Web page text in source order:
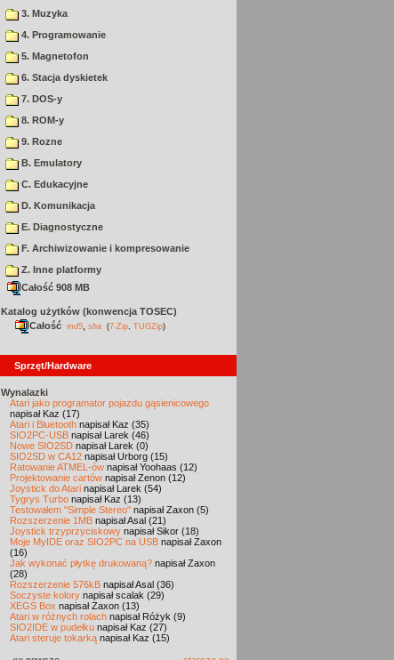
3. Muzyka
4. Programowanie
5. Magnetofon
6. Stacja dyskietek
7. DOS-y
8. ROM-y
9. Rozne
B. Emulatory
C. Edukacyjne
D. Komunikacja
E. Diagnostyczne
F. Archiwizowanie i kompresowanie
Z. Inne platformy
Całość 908 MB
Katalog użytków (konwencja TOSEC)
Całość md5 sha (7-Zip TUGZip)
Sprzęt/Hardware
Wynalazki
Atari jako programator pojazdu gąsienicowego
napisał Kaz (17)
Atari i Bluetooth napisał Kaz (35)
SIO2PC-USB napisał Larek (46)
Nowe SIO2SD napisał Larek (0)
SIO2SD w CA12 napisał Urborg (15)
Ratowanie ATMEL-ów napisał Yoohaas (12)
Projektowanie cartów napisał Zenon (12)
Joystick do Atari napisał Larek (54)
Tygrys Turbo napisał Kaz (13)
Testowałem "Simple Stereo" napisał Zaxon (5)
Rozszerzenie 1MB napisał Asal (21)
Joystick trzyprzyciskowy napisał Sikor (18)
Moje MyIDE oraz SIO2PC na USB napisał Zaxon
(16)
Jak wykonać płytkę drukowaną? napisał Zaxon
(28)
Rozszerzenie 576kB napisał Asal (36)
Soczyste kolory napisał scalak (29)
XEGS Box napisał Zaxon (13)
Atari w różnych rolach napisał Różyk (9)
SIO2IDE w pudełku napisał Kaz (27)
Atari steruje tokarką napisał Kaz (15)